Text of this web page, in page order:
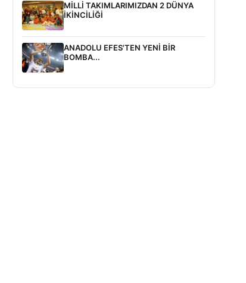
MİLLİ TAKIMLARIMIZDAN 2 DÜNYA
İKİNCİLİĞİ
ANADOLU EFES'TEN YENİ BİR
BOMBA...